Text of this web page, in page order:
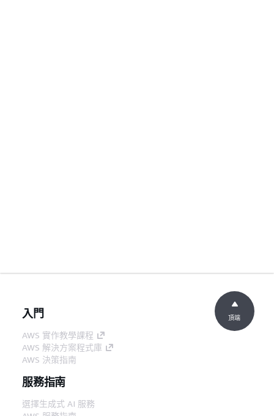
入門
AWS 實作教學課程
AWS 解決方案程式庫
AWS 決策指南
服務指南
選擇生成式 AI 服務
頂端